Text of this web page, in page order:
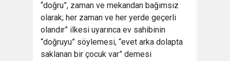
“doğru”, zaman ve mekandan bağımsız
olarak; her zaman ve her yerde geçerli
olandır” ilkesi uyarınca ev sahibinin
“doğruyu” söylemesi, “evet arka dolapta
saklanan bir çocuk var” demesi